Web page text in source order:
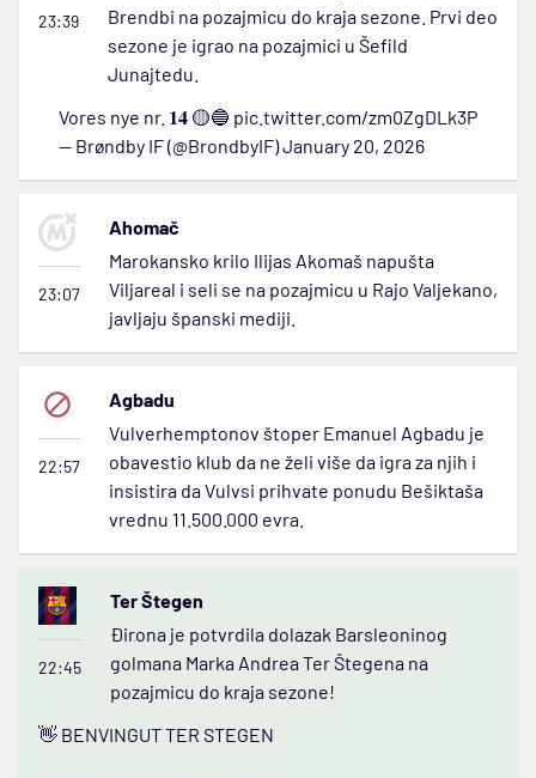
23:39
Brendbi na pozajmicu do kraja sezone. Prvi deo
sezone je igrao na pozajmici u Šefild
Junajtedu.
Vores nye nr. 𝟏𝟒 🟡🔵 pic.twitter.com/zm0ZgDLk3P
— Brøndby IF (@BrondbyIF)January 20, 2026
23:07
Ahomač
Marokansko krilo Ilijas Akomaš napušta
Viljareal i seli se na pozajmicu u Rajo Valjekano,
javljaju španski mediji.
22:57
Agbadu
Vulverhemptonov štoper Emanuel Agbadu je
obavestio klub da ne želi više da igra za njih i
insistira da Vulvsi prihvate ponudu Bešiktaša
vrednu 11.500.000 evra.
22:45
Ter Štegen
Đirona je potvrdila dolazak Barsleoninog
golmana Marka Andrea Ter Štegena na
pozajmicu do kraja sezone!
👋 BENVINGUT TER STEGEN